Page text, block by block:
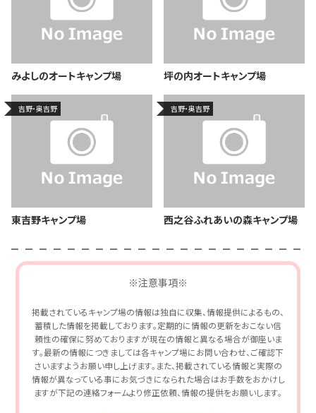
みよしのオートキャンプ場 坪の内オートキャンプ場
吉野・奥吉野
東吉野キャンプ場
吉野・奥吉野
西之谷ふれあいの森キャンプ場
※注意事項※
掲載されているキャンプ場の情報は独自に収集、情報提供によるもの、
蓄積した情報を掲載しております。定期的に情報の更新をおこない信
頼性の確保に努めておりますが現在の情報と異なる場合が御座いま
す。最新の情報につきましては各キャンプ場にお問い合わせ、ご確認下
さいますようお願い申し上げます。また、掲載されている情報と実際の
情報が異なっている事にお気づきになられた場合はお手数をおかけし
ますが下記の連絡フォームより修正依頼、情報の提供をお願いします。